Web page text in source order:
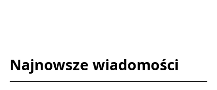
Najnowsze wiadomości